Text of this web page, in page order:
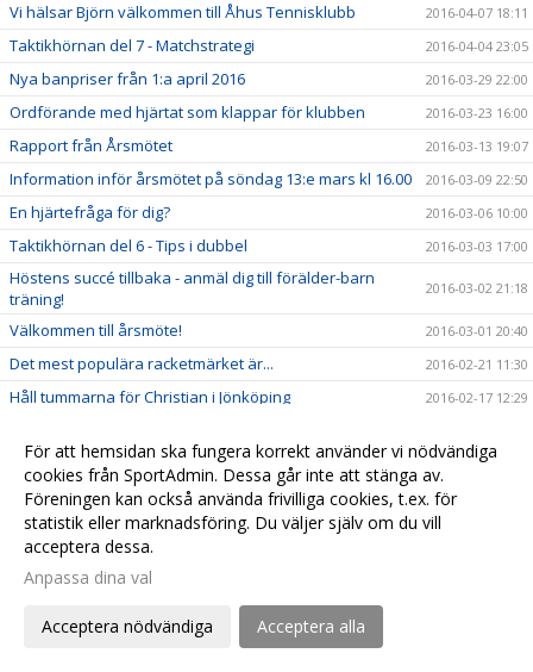
Vi hälsar Björn välkommen till Åhus Tennisklubb 2016-04-07 18:11
Taktikhörnan del 7 - Matchstrategi 2016-04-04 23:05
Nya banpriser från 1:a april 2016 2016-03-29 22:00
Ordförande med hjärtat som klappar för klubben 2016-03-23 16:00
Rapport från Årsmötet 2016-03-13 19:07
Information inför årsmötet på söndag 13:e mars kl 16.00 2016-03-09 22:50
En hjärtefråga för dig? 2016-03-06 10:00
Taktikhörnan del 6 - Tips i dubbel 2016-03-03 17:00
Höstens succé tillbaka - anmäl dig till förälder-barn
träning!
2016-03-02 21:18
Välkommen till årsmöte! 2016-03-01 20:40
Det mest populära racketmärket är... 2016-02-21 11:30
Håll tummarna för Christian i Jönköping 2016-02-17 12:29
Den mest populära Grand Slam turneringen är... 2016-02-06 23:00
Taktikhörnan del 4 - ta emot serve från vänsterhänt
spelare
2016-02-05 15:00
Rapport från University of California - Filip Bergevi på
matchdag
Var köper man de coolaste och bästa tennisprylarna?
För att hemsidan ska fungera korrekt använder vi nödvändiga
cookies från SportAdmin. Dessa går inte att stänga av.
Föreningen kan också använda frivilliga cookies, t.ex. för
statistik eller marknadsföring. Du väljer själv om du vill
acceptera dessa.
Anpassa dina val
Acceptera nödvändiga Acceptera alla